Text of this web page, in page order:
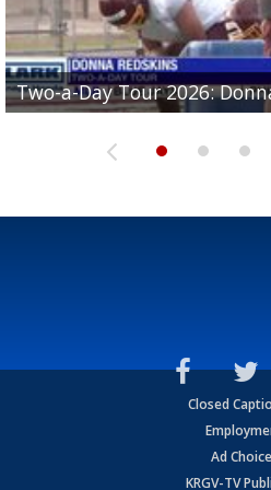
Two-a-Day Tour 2026:
Two-a-Day Tour 2026:
Two-a-Day Tour 2026: La
Two-a-Day Tour 2026: Rio
Two-a-Day Tour 2026:
Bloodhounds
Closed
Ad
KRGV-TV